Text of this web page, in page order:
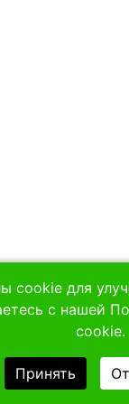
cookie для
с нашей
cookie.
Принять